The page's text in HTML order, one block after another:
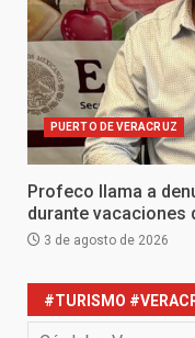
PUERTO DE VERACRUZ
Profeco llama a
durante vacaciones
3 de agosto de 2026
#TURISMO